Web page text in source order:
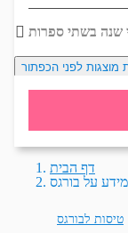
שנה בשתי ספרות
מוצגות לפני הכפתור
דף הבית
מידע על בורגס
טיסות לבורגס